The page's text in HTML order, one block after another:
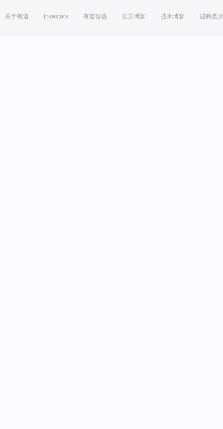
关于有道 Investors 有道智选 官方博客 技术博客 诚聘英才